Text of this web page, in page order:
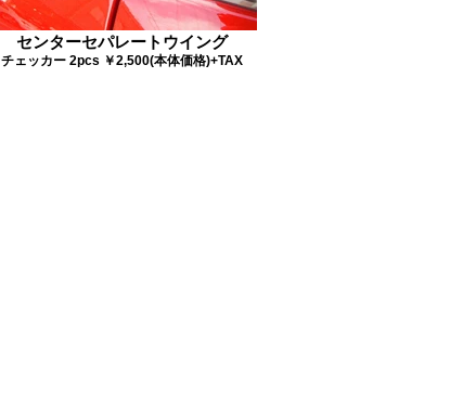
センターセパレートウイング
チェッカー 2pcs ￥2,500(本体価格)+TAX